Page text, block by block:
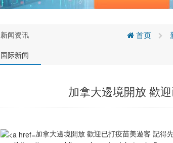
新闻资讯
国际新闻
首页
加拿大邊境開放 歡
加拿大邊境開放 歡迎已打疫苗美遊客 記得